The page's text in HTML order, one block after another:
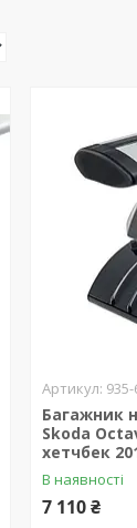
Багажник
Skoda
хетчбек
В наявності
7 110 ₴